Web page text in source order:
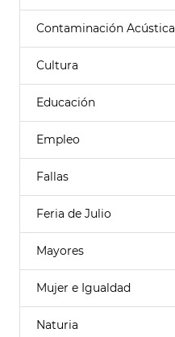
Contaminación Acústica
Cultura
Educación
Empleo
Fallas
Feria de Julio
Mayores
Mujer e Igualdad
Naturia